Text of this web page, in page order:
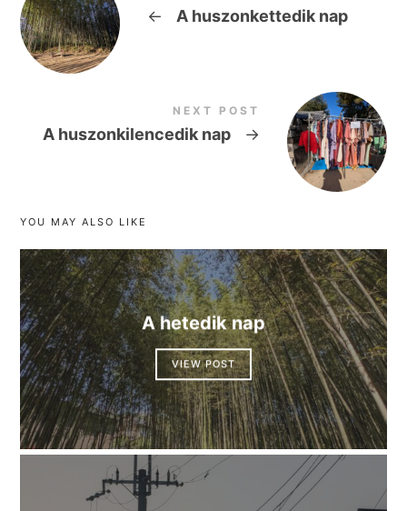
← A huszonkettedik nap
NEXT POST
A huszonkilencedik nap →
YOU MAY ALSO LIKE
A hetedik nap
VIEW POST